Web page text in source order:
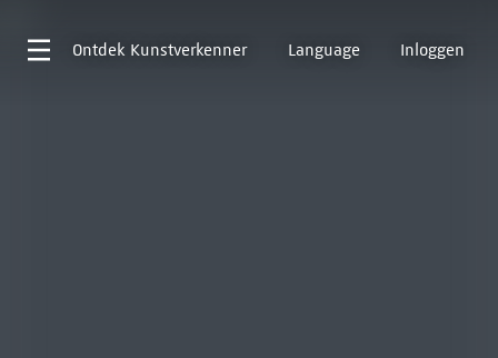
Ontdek Kunstverkenner Language Inloggen